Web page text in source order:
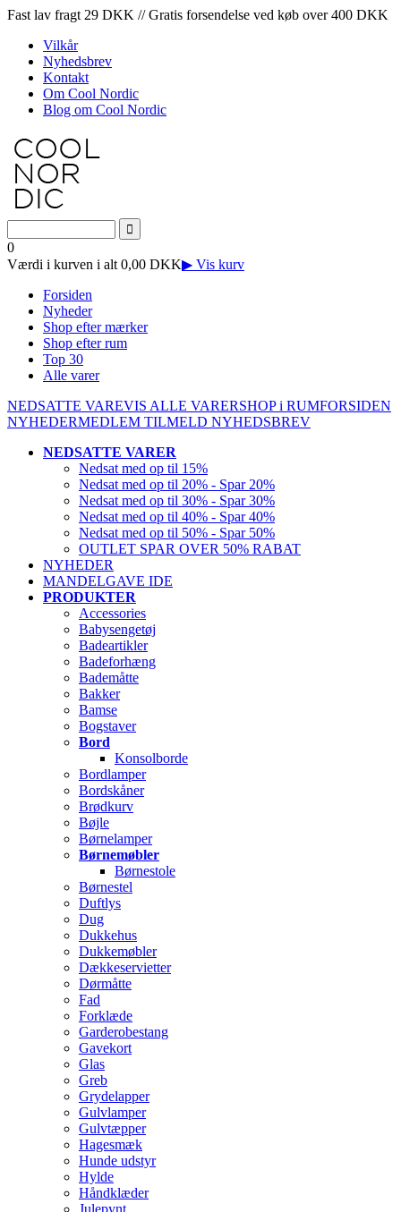
Fast lav fragt 29 DKK // Gratis forsendelse ved køb over 400 DKK
Vilkår
Nyhedsbrev
Kontakt
Om Cool Nordic
Blog om Cool Nordic
0
Værdi i kurven i alt 0,00 DKK▶ Vis kurv
Forsiden
Nyheder
Shop efter mærker
Shop efter rum
Top 30
Alle varer
NEDSATTE VAREVIS ALLE VARERSHOP i RUMFORSIDEN
NYHEDERMEDLEM TILMELD NYHEDSBREV
NEDSATTE VARER
Nedsat med op til 15%
Nedsat med op til 20% - Spar 20%
Nedsat med op til 30% - Spar 30%
Nedsat med op til 40% - Spar 40%
Nedsat med op til 50% - Spar 50%
OUTLET SPAR OVER 50% RABAT
NYHEDER
MANDELGAVE IDE
PRODUKTER
Accessories
Babysengetøj
Badeartikler
Badeforhæng
Bademåtte
Bakker
Bamse
Bogstaver
Bord
Konsolborde
Bordlamper
Bordskåner
Brødkurv
Bøjle
Børnelamper
Børnemøbler
Børnestole
Børnestel
Duftlys
Dug
Dukkehus
Dukkemøbler
Dækkeservietter
Dørmåtte
Fad
Forklæde
Garderobestang
Gavekort
Glas
Greb
Grydelapper
Gulvlamper
Gulvtæpper
Hagesmæk
Hunde udstyr
Hylde
Håndklæder
Julepynt